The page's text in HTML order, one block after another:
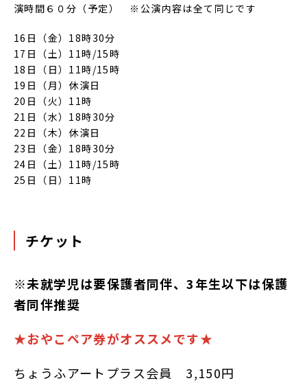
演時間６０分（予定） ※公演内容は全て同じです
16日（金）18時30分
17日（土）11時/15時
18日（日）11時/15時
19日（月）休演日
20日（火）11時
21日（水）18時30分
22日（木）休演日
23日（金）18時30分
24日（土）11時/15時
25日（日）11時
チケット
※未就学児は要保護者同伴、3年生以下は保護
者同伴推奨
★おやこペア券がオススメです★
ちょうふアートプラス会員 3,150円